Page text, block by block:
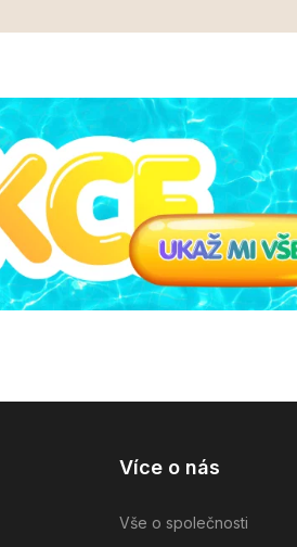
Více o nás
Vše o společnosti